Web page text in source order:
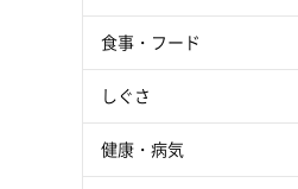
食事・フード
しぐさ
健康・病気